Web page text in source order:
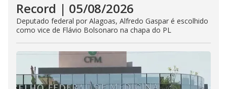
Record | 05/08/2026
Deputado federal por Alagoas, Alfredo Gaspar é escolhido
como vice de Flávio Bolsonaro na chapa do PL